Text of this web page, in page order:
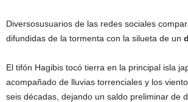
Diversosusuarios de las redes sociales
difundidas de la tormenta con la silueta de un
El tifón Hagibis tocó tierra en la principal isla
acompañado de lluvias torrenciales y los
seis décadas, dejando un saldo preliminar de